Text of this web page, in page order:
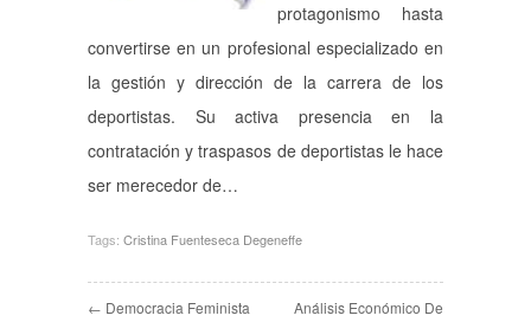
protagonismo hasta
convertirse en un profesional especializado en
la gestión y dirección de la carrera de los
deportistas. Su activa presencia en la
contratación y traspasos de deportistas le hace
ser merecedor de…
Tags: Cristina Fuenteseca Degeneffe
← Democracia Feminista
Análisis Económico De